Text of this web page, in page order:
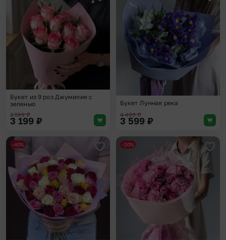
Добавить в избранное
Букет из 9 роз Джумилия с
зеленью
3 599₽
3 199 ₽
Букет Лунная река
4 499₽
3 599 ₽
Добавить в избранное
-40% -20%